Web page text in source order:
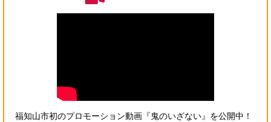
福知山市初のプロモーション動画『鬼のいざない』を公開中！